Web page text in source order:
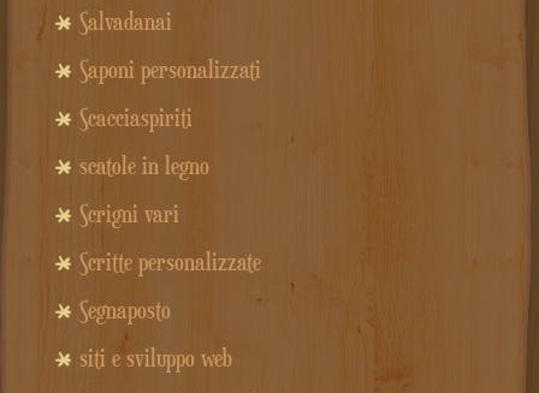
Salvadanai
Saponi personalizzati
Scacciaspiriti
scatole in legno
Scrigni vari
Scritte personalizzate
Segnaposto
siti e sviluppo web